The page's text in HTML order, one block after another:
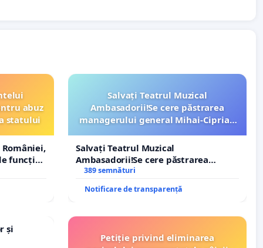
abuz
statului
funcție
Salvați Teatrul Muzical
Ambasadorii!Se cere păstrarea
managerului general Mihai-Ciprian
Salvați Teatrul Muzical
Ambasadorii!Se cere păstrarea
managerului general Mihai-Ciprian
389 semnături
Notificare de transparență
și
Petiție privind eliminarea